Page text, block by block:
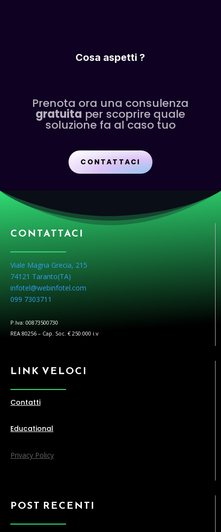
Cosa aspetti ?
Prenota ora una consulenza
gratuita per scoprire quale
soluzione fa al caso tuo
CONTATTACI
CONTATTACI
Viale Magna Grecia, 215
74121 Taranto(TA)
infotel@webinfotel.com
099 7303711
P.Iva: 00873500730
REA 80256 – Cap. Soc. € 250.000 i.v
LINK VELOCI
Contatti
Educational
Privacy Policy
POST RECENTI